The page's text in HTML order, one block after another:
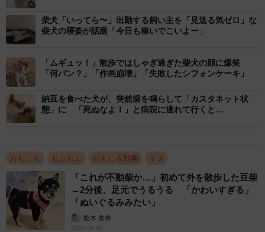
美顔ローラーでお顔をコロコロされてムキ顔になる柴犬がTwitter上で大き
な話題を呼んだ（「彩華 柴犬 華ちゃん 3歳」さん提供、Twitterよりキャ
プチャ撮影)
嫌でも気持ちよくてもムキ顔？
――犬用の美顔ローラーでお顔をコロコロされてムキ顔を
披露した華ちゃん。今回美顔ローラーを購入しようと思っ
たのは。
――華ちゃんはどうしてムキ顔になっているのでしょう？
「ムキムキしながら嫌なところだと、嫌！っとカプッと甘
がみします。気持ち良いところだと牙をむき出しでジッと
柴犬「いってら〜」出勤する飼い主を「見送る気ゼロ」な
柴犬の寝姿が話題「今日も稼いでこいよー」
「ムギュッ！」散歩ではしゃぎ過ぎた柴犬の顔に爆笑
「何パン？」「作画崩壊」「失敗したシフォンケーキ」
納豆を食べた犬が、突然歯を鳴らして「カスタネット状
態」に 「死ぬなよ！」と病院に連れて行くと…
おもしろ もふもふ おもしろ動画 イヌ
「これが不動柴か…」初めて外を散歩した豆柴
→2分後、足元でうるうる 「かわいすぎる」
「ぬいぐるみみたい」
梨木 香奈
2026.08.09